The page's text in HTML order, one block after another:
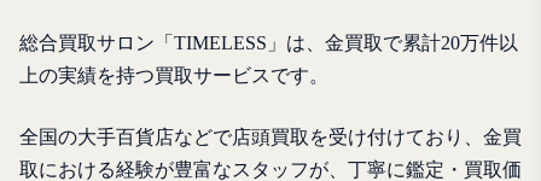
総合買取サロン「TIMELESS」は、金買取で累計20万件以
上の実績を持つ買取サービスです。
全国の大手百貨店などで店頭買取を受け付けており、金買
取における経験が豊富なスタッフが、丁寧に鑑定・買取価